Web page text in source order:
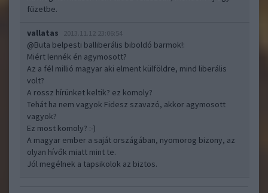
füzetbe.
vallatas 2013.11.12 23:06:54
@Buta belpesti balliberális biboldó barmok!:
Miért lennék én agymosott?
Az a fél millió magyar aki elment külföldre, mind liberális
volt?
A rossz hírünket keltik? ez komoly?
Tehát ha nem vagyok Fidesz szavazó, akkor agymosott
vagyok?
Ez most komoly? :-)
A magyar ember a saját országában, nyomorog bizony, az
olyan hívők miatt mint te.
Jól megélnek a tapsikolok az biztos.